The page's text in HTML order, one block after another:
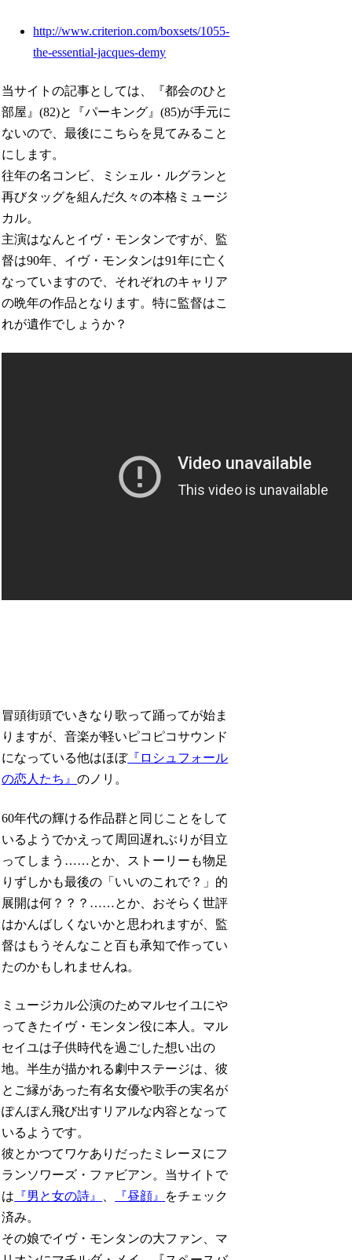
http://www.criterion.com/boxsets/1055-
the-essential-jacques-demy
当サイトの記事としては、『都会のひと
部屋』(82)と『パーキング』(85)が手元に
ないので、最後にこちらを見てみること
にします。
往年の名コンビ、ミシェル・ルグランと
再びタッグを組んだ久々の本格ミュージ
カル。
主演はなんとイヴ・モンタンですが、監
督は90年、イヴ・モンタンは91年に亡く
なっていますので、それぞれのキャリア
の晩年の作品となります。特に監督はこ
れが遺作でしょうか？
冒頭街頭でいきなり歌って踊ってが始ま
りますが、音楽が軽いピコピコサウンド
になっている他はほぼ『ロシュフォール
の恋人たち』のノリ。
60年代の輝ける作品群と同じことをして
いるようでかえって周回遅れぶりが目立
ってしまう……とか、ストーリーも物足
りずしかも最後の「いいのこれで？」的
展開は何？？？……とか、おそらく世評
はかんばしくないかと思われますが、監
督はもうそんなこと百も承知で作ってい
たのかもしれませんね。
ミュージカル公演のためマルセイユにや
ってきたイヴ・モンタン役に本人。マル
セイユは子供時代を過ごした想い出の
地。半生が描かれる劇中ステージは、彼
とご縁があった有名女優や歌手の実名が
ぽんぽん飛び出すリアルな内容となって
いるようです。
彼とかつてワケありだったミレーヌにフ
ランソワーズ・ファビアン。当サイトで
は 『男と女の詩』 『昼顔』
をチェック
済み。
その娘でイヴ・モンタンの大ファン、マ